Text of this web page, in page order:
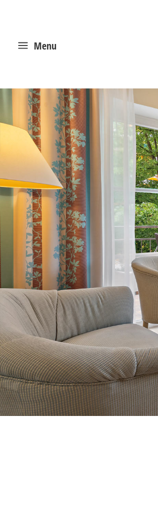
a Menu